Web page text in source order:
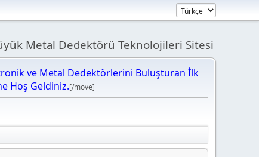
Metal Dedektörü Teknolojileri Sitesi
ve Metal Dedektörlerini Buluşturan İlk
Hoş Geldiniz.[/move]